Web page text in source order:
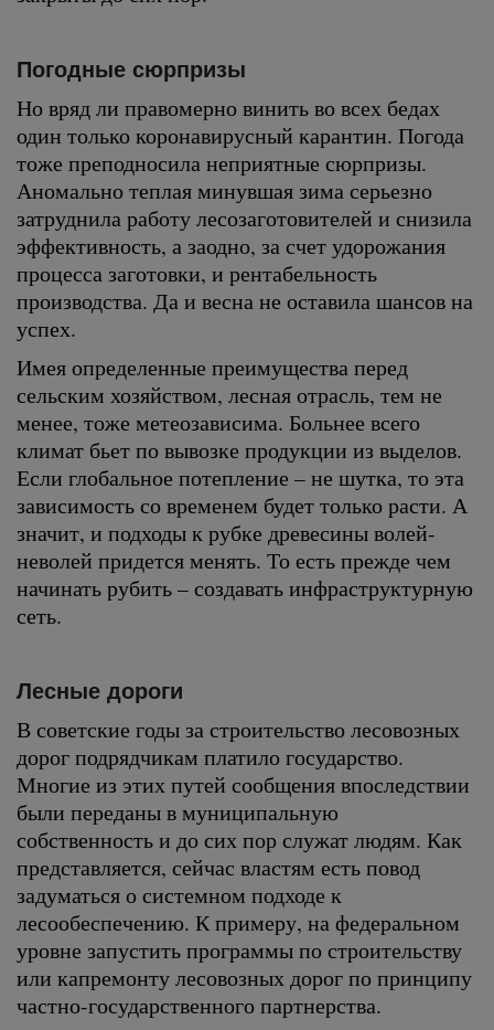
Погодные сюрпризы
Но вряд ли правомерно винить во всех бедах
один только коронавирусный карантин. Погода
тоже преподносила неприятные сюрпризы.
Аномально теплая минувшая зима серьезно
затруднила работу лесозаготовителей и снизила
эффективность, а заодно, за счет удорожания
процесса заготовки, и рентабельность
производства. Да и весна не оставила шансов на
успех.
Имея определенные преимущества перед
сельским хозяйством, лесная отрасль, тем не
менее, тоже метеозависима. Больнее всего
климат бьет по вывозке продукции из выделов.
Если глобальное потепление – не шутка, то эта
зависимость со временем будет только расти. А
значит, и подходы к рубке древесины волей-
неволей придется менять. То есть прежде чем
начинать рубить – создавать инфраструктурную
сеть.
Лесные дороги
В советские годы за строительство лесовозных
дорог подрядчикам платило государство.
Многие из этих путей сообщения впоследствии
были переданы в муниципальную
собственность и до сих пор служат людям. Как
представляется, сейчас властям есть повод
задуматься о системном подходе к
лесообеспечению. К примеру, на федеральном
уровне запустить программы по строительству
или капремонту лесовозных дорог по принципу
частно-государственного партнерства.